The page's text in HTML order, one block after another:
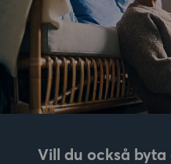
Vill du också byta